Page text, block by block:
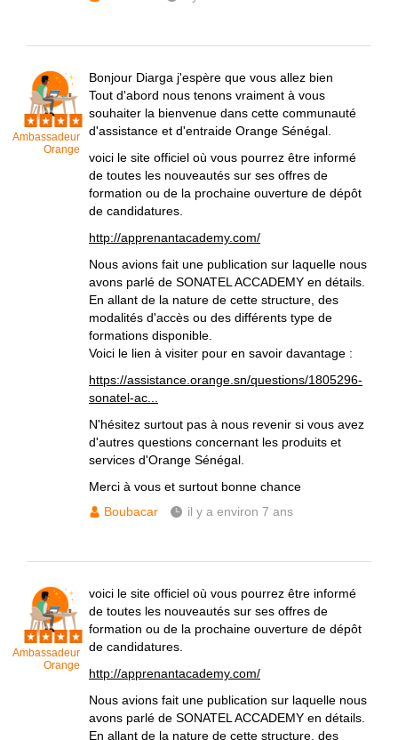
Ambassadeur
Orange
Bonjour Diarga j'espère que vous allez bien
Tout d'abord nous tenons vraiment à vous
souhaiter la bienvenue dans cette communauté
d'assistance et d'entraide Orange Sénégal.
voici le site officiel où vous pourrez être informé
de toutes les nouveautés sur ses offres de
formation ou de la prochaine ouverture de dépôt
de candidatures.
http://apprenantacademy.com/
Nous avions fait une publication sur laquelle nous
avons parlé de SONATEL ACCADEMY en détails.
En allant de la nature de cette structure, des
modalités d'accès ou des différents type de
formations disponible.
Voici le lien à visiter pour en savoir davantage :
https://assistance.orange.sn/questions/1805296-
sonatel-ac...
N'hésitez surtout pas à nous revenir si vous avez
d'autres questions concernant les produits et
services d'Orange Sénégal.
Merci à vous et surtout bonne chance
Boubacar
il y a environ 7 ans
Ambassadeur
Orange
voici le site officiel où vous pourrez être informé
de toutes les nouveautés sur ses offres de
formation ou de la prochaine ouverture de dépôt
de candidatures.
http://apprenantacademy.com/
Nous avions fait une publication sur laquelle nous
avons parlé de SONATEL ACCADEMY en détails.
En allant de la nature de cette structure, des